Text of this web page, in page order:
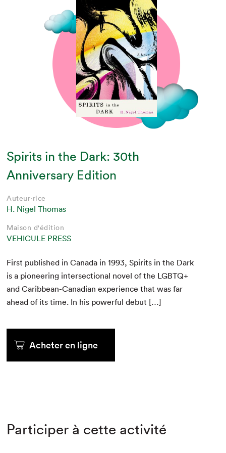
Spirits in the Dark: 30th
Anniversary Edition
Auteur·rice
H. Nigel Thomas
Maison d'édition
VEHICULE PRESS
First pub­lished in Cana­da in1993, Spir­its in the Dark
is a pio­neer­ing inter­sec­tion­al nov­el of the LGBTQ+
and Caribbean-Cana­di­an expe­ri­ence that was far
ahead of its time. In his pow­er­ful debut […]
Acheter en ligne
Participer à cette activité